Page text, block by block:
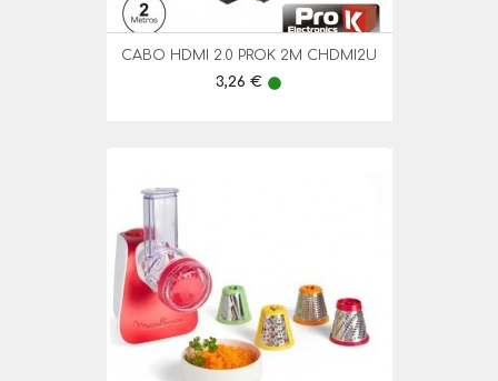
CABO HDMI 2.0 PROK 2M CHDMI2U
Preço
3,26 € lens